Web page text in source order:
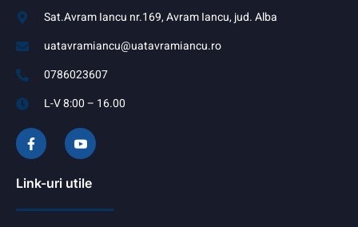
Sat.Avram Iancu nr.169, Avram Iancu, jud. Alba
uatavramiancu@uatavramiancu.ro
0786023607
L-V 8:00 – 16.00
Link-uri utile